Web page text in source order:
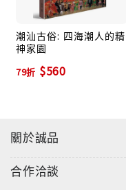
潮汕古俗: 四海潮人的精
神家園
79折 $560
關於誠品
合作洽談